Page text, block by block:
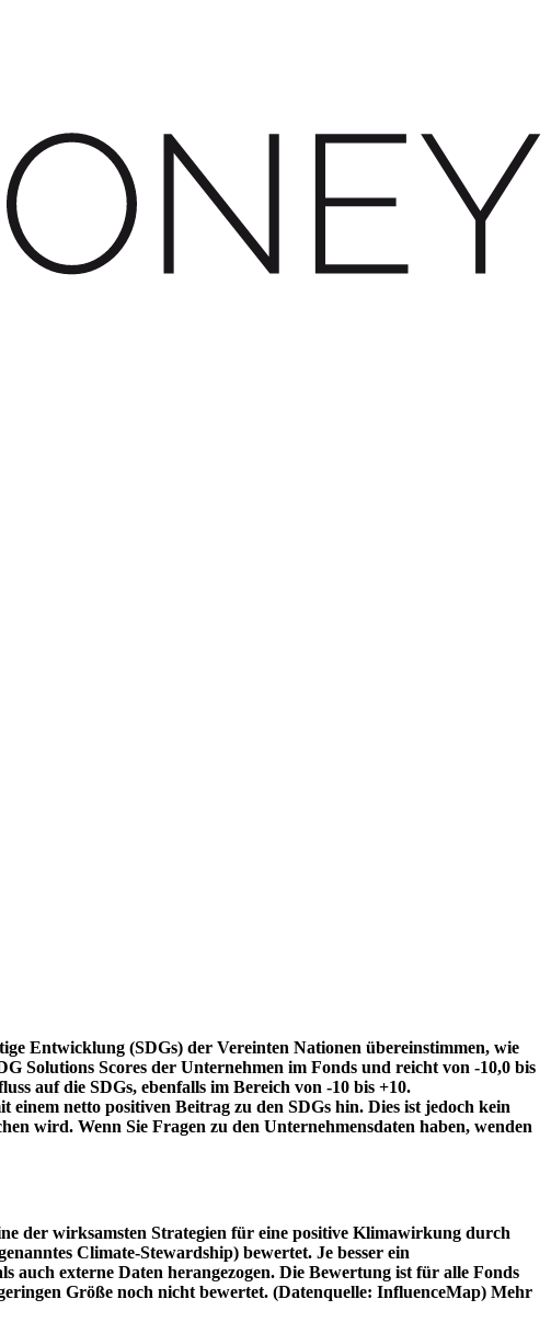
Entwicklung (SDGs) der Vereinten Nationen übereinstimmen, wie
Solutions Scores der Unternehmen im Fonds und reicht von -10,0 bis
auf die SDGs, ebenfalls im Bereich von -10 bis +10.
netto positiven Beitrag zu den SDGs hin. Dies ist jedoch kein
wird. Wenn Sie Fragen zu den Unternehmensdaten haben, wenden
der wirksamsten Strategien für eine positive Klimawirkung durch
Climate-Stewardship) bewertet. Je besser ein
auch externe Daten herangezogen. Die Bewertung ist für alle Fonds
Größe noch nicht bewertet. (Datenquelle: InfluenceMap) Mehr